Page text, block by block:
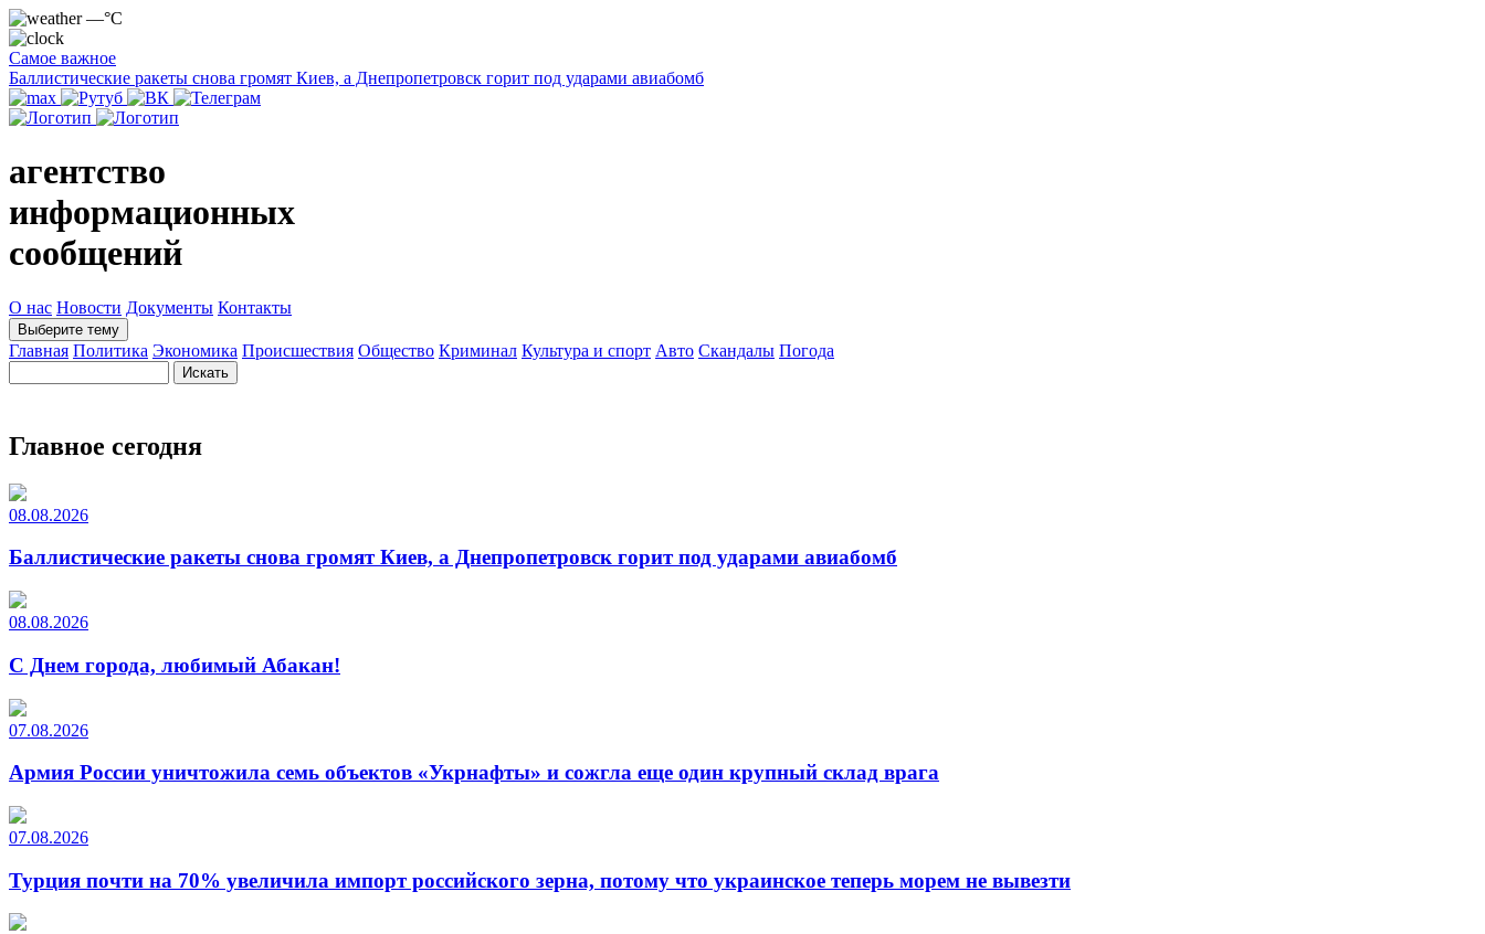
—°C
Самое важное
Баллистические ракеты снова громят Киев, а Днепропетровск горит под ударами авиабомб
агентство
информационных
сообщений
О нас Новости Документы Контакты
Выберите тему
Главная Политика Экономика Происшествия Общество Криминал Культура и спорт Авто Скандалы Погода
Главное сегодня
08.08.2026
Баллистические ракеты снова громят Киев, а Днепропетровск горит под ударами авиабомб
08.08.2026
С Днем города, любимый Абакан!
07.08.2026
Армия России уничтожила семь объектов «Укрнафты» и сожгла еще один крупный склад врага
07.08.2026
Турция почти на 70% увеличила импорт российского зерна, потому что украинское теперь морем не вывезти